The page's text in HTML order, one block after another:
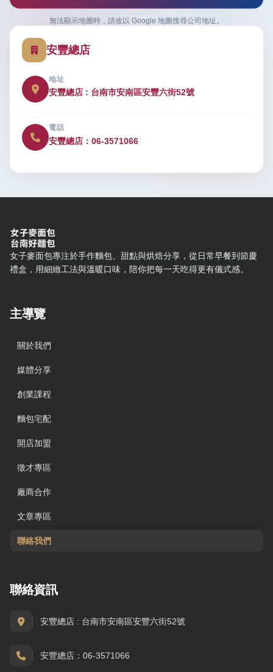
安豐總店
地址
安豐總店 : 台南市安南區安豐六街52號
電話
安豐總店：06-3571066
無法顯示地圖時，請改以 Google 地圖搜尋公司地址。
女子麥面包 — 網站概要、主導覽與聯絡方式
女子麥面包專注於手作麵包、甜點與烘焙分享，從日常早餐到節慶
禮盒，用細緻工法與溫暖口味，陪你把每一天吃得更有儀式感。
主導覽
關於我們
媒體分享
創業課程
麵包宅配
開店加盟
徵才專區
廠商合作
文章專區
聯絡我們
聯絡資訊
安豐總店 : 台南市安南區安豐六街52號
安豐總店：06-3571066